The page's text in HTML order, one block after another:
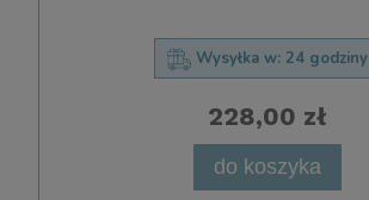
Wysyłka w: 24 godziny
228,00 zł
do koszyka